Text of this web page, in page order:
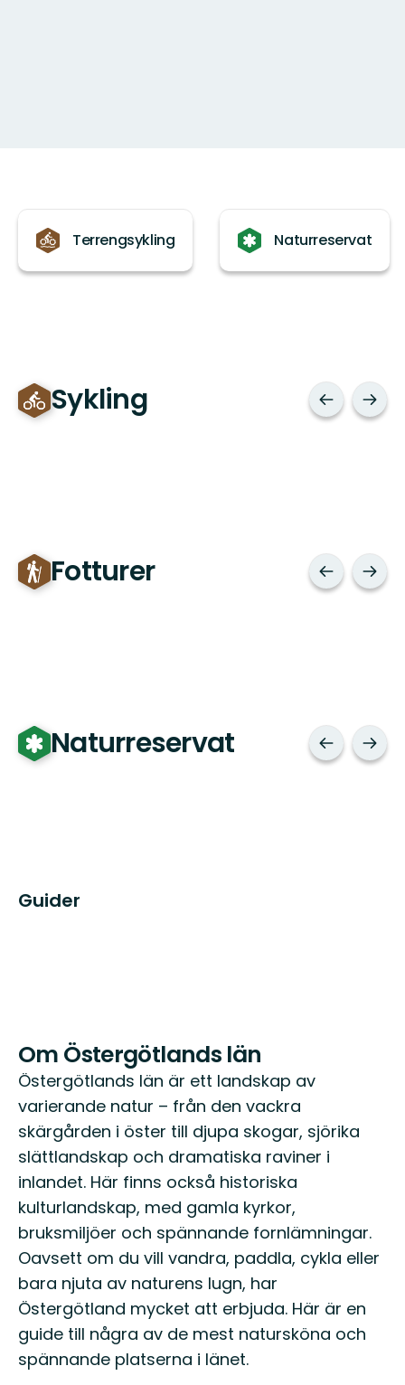
Terrengsykling
Naturreservat
Sykling
Fotturer
Naturreservat
Guider
Om Östergötlands län
Östergötlands län är ett landskap av
varierande natur – från den vackra
skärgården i öster till djupa skogar, sjörika
slättlandskap och dramatiska raviner i
inlandet. Här finns också historiska
kulturlandskap, med gamla kyrkor,
bruksmiljöer och spännande fornlämningar.
Oavsett om du vill vandra, paddla, cykla eller
bara njuta av naturens lugn, har
Östergötland mycket att erbjuda. Här är en
guide till några av de mest natursköna och
spännande platserna i länet.